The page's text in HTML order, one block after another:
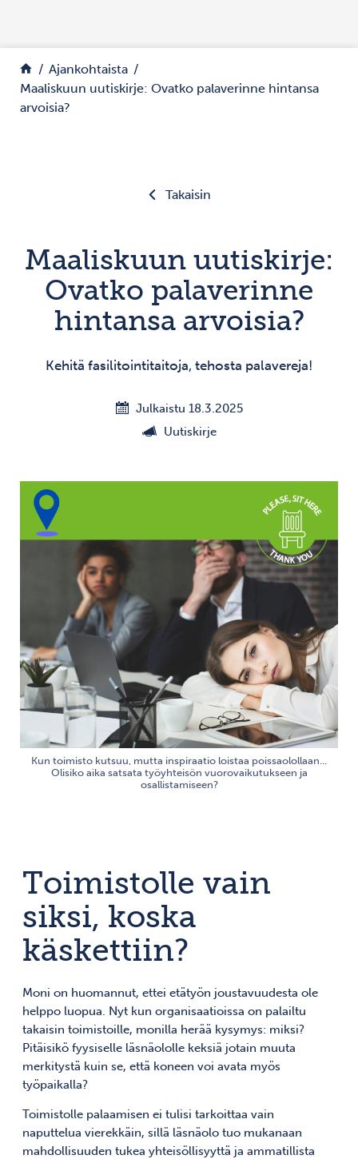
Palaa etusivulle
Ajankohtaista
Maaliskuun uutiskirje: Ovatko palaverinne hintansa
arvoisia?
Takaisin
Maaliskuun uutiskirje:
Ovatko palaverinne
hintansa arvoisia?
Kehitä fasilitointitaitoja, tehosta palavereja!
Julkaistu 18.3.2025
Uutiskirje
Kun toimisto kutsuu, mutta inspiraatio loistaa poissaolollaan...
Olisiko aika satsata työyhteisön vuorovaikutukseen ja
osallistamiseen?
Toimistolle vain
siksi, koska
käskettiin?
Moni on huomannut, ettei etätyön joustavuudesta ole
helppo luopua. Nyt kun organisaatioissa on palailtu
takaisin toimistoille, monilla herää kysymys: miksi?
Pitäisikö fyysiselle läsnäololle keksiä jotain muuta
merkitystä kuin se, että koneen voi avata myös
työpaikalla?
Toimistolle palaamisen ei tulisi tarkoittaa vain
naputtelua vierekkäin, sillä läsnäolo tuo mukanaan
mahdollisuuden tukea yhteisöllisyyttä ja ammatillista